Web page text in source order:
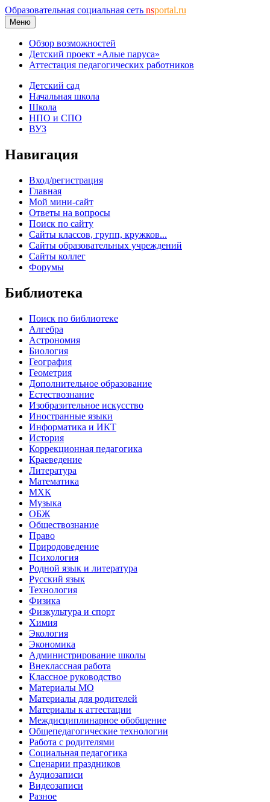
Образовательная социальная сеть nsportal.ru
Меню
Обзор возможностей
Детский проект «Алые паруса»
Аттестация педагогических работников
Детский сад
Начальная школа
Школа
НПО и СПО
ВУЗ
Навигация
Вход/регистрация
Главная
Мой мини-сайт
Ответы на вопросы
Поиск по сайту
Сайты классов, групп, кружков...
Сайты образовательных учреждений
Сайты коллег
Форумы
Библиотека
Поиск по библиотеке
Алгебра
Астрономия
Биология
География
Геометрия
Дополнительное образование
Естествознание
Изобразительное искусство
Иностранные языки
Информатика и ИКТ
История
Коррекционная педагогика
Краеведение
Литература
Математика
МХК
Музыка
ОБЖ
Обществознание
Право
Природоведение
Психология
Родной язык и литература
Русский язык
Технология
Физика
Физкультура и спорт
Химия
Экология
Экономика
Администрирование школы
Внеклассная работа
Классное руководство
Материалы МО
Материалы для родителей
Материалы к аттестации
Междисциплинарное обобщение
Общепедагогические технологии
Работа с родителями
Социальная педагогика
Сценарии праздников
Аудиозаписи
Видеозаписи
Разное